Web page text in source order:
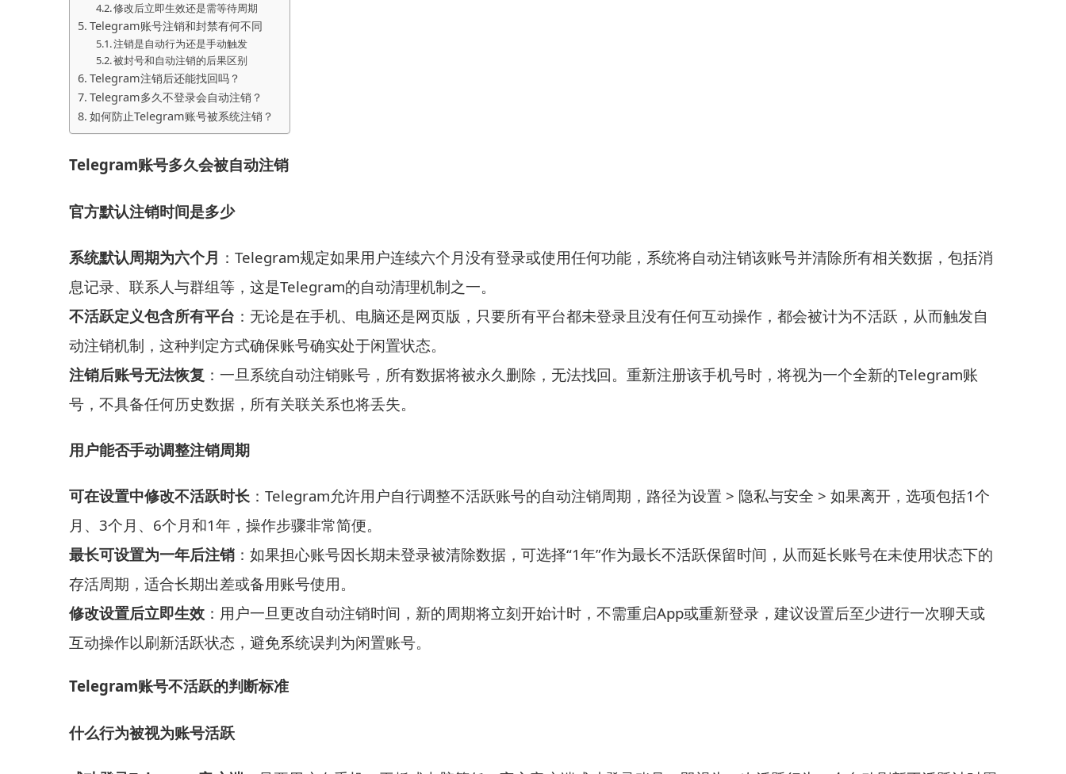
修改后立即生效还是需等待周期
Telegram账号注销和封禁有何不同
注销是自动行为还是手动触发
被封号和自动注销的后果区别
Telegram注销后还能找回吗？
Telegram多久不登录会自动注销？
如何防止Telegram账号被系统注销？
Telegram账号多久会被自动注销
官方默认注销时间是多少
系统默认周期为六个月 ：Telegram规定如果用户连续六个月没有登录或使用任何功能，系统将自动注销该账号并清除所有相关数据，包括消
息记录、联系人与群组等，这是Telegram的自动清理机制之一。
不活跃定义包含所有平台 ：无论是在手机、电脑还是网页版，只要所有平台都未登录且没有任何互动操作，都会被计为不活跃，从而触发自
动注销机制，这种判定方式确保账号确实处于闲置状态。
注销后账号无法恢复 ：一旦系统自动注销账号，所有数据将被永久删除，无法找回。重新注册该手机号时，将视为一个全新的Telegram账
号，不具备任何历史数据，所有关联关系也将丢失。
用户能否手动调整注销周期
可在设置中修改不活跃时长 ：Telegram允许用户自行调整不活跃账号的自动注销周期，路径为设置 > 隐私与安全 > 如果离开，选项包括1个
月、3个月、6个月和1年，操作步骤非常简便。
最长可设置为一年后注销 ：如果担心账号因长期未登录被清除数据，可选择“1年”作为最长不活跃保留时间，从而延长账号在未使用状态下的
存活周期，适合长期出差或备用账号使用。
修改设置后立即生效 ：用户一旦更改自动注销时间，新的周期将立刻开始计时，不需重启App或重新登录，建议设置后至少进行一次聊天或
互动操作以刷新活跃状态，避免系统误判为闲置账号。
Telegram账号不活跃的判断标准
什么行为被视为账号活跃